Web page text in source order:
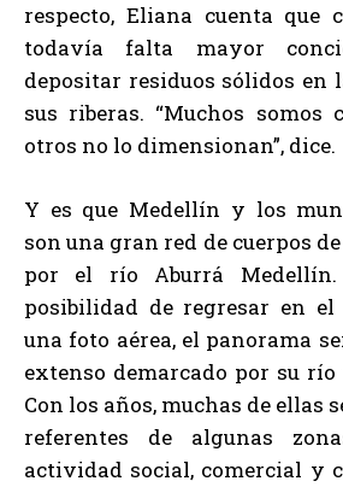
respecto, Eliana cuenta que
todavía falta mayor
depositar residuos sólidos en
sus riberas. “Muchos somos
otros no lo dimensionan”, dice.
Y es que Medellín y los
son una gran red de cuerpos
por el río Aburrá
posibilidad de regresar en
una foto aérea, el panorama
extenso demarcado por su río
Con los años, muchas de ellas
referentes de algunas
actividad social, comercial y